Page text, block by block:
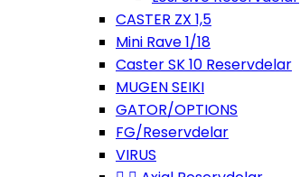
CASTER ZX 1,5
Mini Rave 1/18
Caster SK 10 Reservdelar
MUGEN SEIKI
GATOR/OPTIONS
FG/Reservdelar
VIRUS